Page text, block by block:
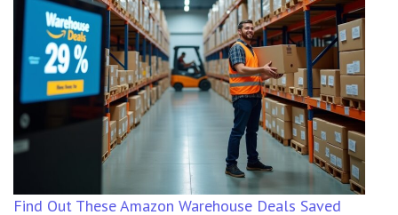
Find Out These Amazon Warehouse Deals Saved